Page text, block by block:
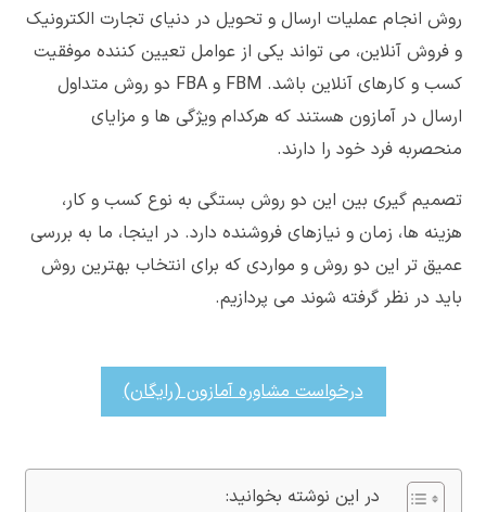
روش انجام عملیات ارسال و تحویل در دنیای تجارت الکترونیک
و فروش آنلاین، می تواند یکی از عوامل تعیین کننده موفقیت
کسب و کارهای آنلاین باشد. FBM و FBA دو روش متداول
ارسال در آمازون هستند که هرکدام ویژگی ها و مزایای
منحصربه فرد خود را دارند.
تصمیم گیری بین این دو روش بستگی به نوع کسب و کار،
هزینه ها، زمان و نیازهای فروشنده دارد. در اینجا، ما به بررسی
عمیق تر این دو روش و مواردی که برای انتخاب بهترین روش
باید در نظر گرفته شوند می پردازیم.
درخواست مشاوره آمازون (رایگان)
در این نوشته بخوانید: